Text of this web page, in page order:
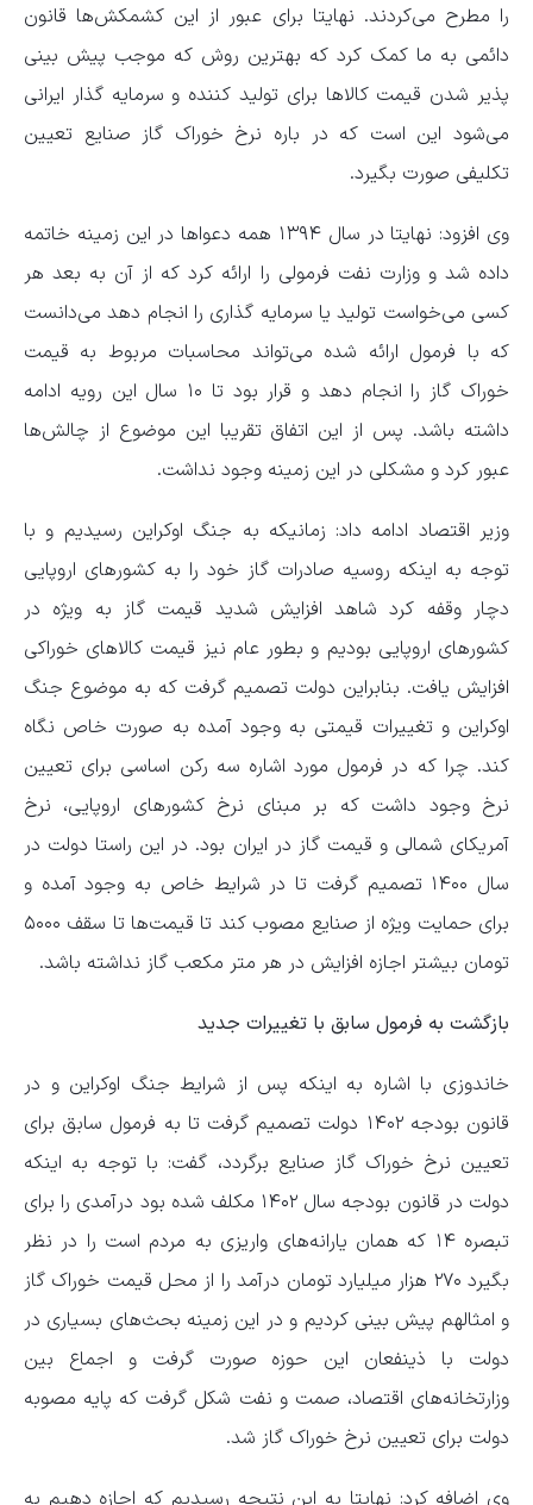
را مطرح می‌کردند. نهایتا برای عبور از این کشمکش‌ها قانون
دائمی به ما کمک کرد که بهترین روش که موجب پیش بینی
پذیر شدن قیمت کالاها برای تولید کننده و سرمایه گذار ایرانی
می‌شود این است که در باره نرخ خوراک گاز صنایع تعیین
تکلیفی صورت بگیرد.
وی افزود: نهایتا در سال ۱۳۹۴ همه دعواها در این زمینه خاتمه
داده شد و وزارت نفت فرمولی را ارائه کرد که از آن به بعد هر
کسی می‌خواست تولید یا سرمایه گذاری را انجام دهد می‌دانست
که با فرمول ارائه شده می‌تواند محاسبات مربوط به قیمت
خوراک گاز را انجام دهد و قرار بود تا ۱۰ سال این رویه ادامه
داشته باشد. پس از این اتفاق تقریبا این موضوع از چالش‌ها
عبور کرد و مشکلی در این زمینه وجود نداشت.
وزیر اقتصاد ادامه داد: زمانیکه به جنگ اوکراین رسیدیم و با
توجه به اینکه روسیه صادرات گاز خود را به کشورهای اروپایی
دچار وقفه کرد شاهد افزایش شدید قیمت گاز به ویژه در
کشورهای اروپایی بودیم و بطور عام نیز قیمت کالاهای خوراکی
افزایش یافت. بنابراین دولت تصمیم گرفت که به موضوع جنگ
اوکراین و تغییرات قیمتی به وجود آمده به صورت خاص نگاه
کند. چرا که در فرمول مورد اشاره سه رکن اساسی برای تعیین
نرخ وجود داشت که بر مبنای نرخ کشورهای اروپایی، نرخ
آمریکای شمالی و قیمت گاز در ایران بود. در این راستا دولت در
سال ۱۴۰۰ تصمیم گرفت تا در شرایط خاص به وجود آمده و
برای حمایت ویژه از صنایع مصوب کند تا قیمت‌ها تا سقف ۵۰۰۰
تومان بیشتر اجازه افزایش در هر متر مکعب گاز نداشته باشد.
بازگشت به فرمول سابق با تغییرات جدید
خاندوزی با اشاره به اینکه پس از شرایط جنگ اوکراین و در
قانون بودجه ۱۴۰۲ دولت تصمیم گرفت تا به فرمول سابق برای
تعیین نرخ خوراک گاز صنایع برگردد، گفت: با توجه به اینکه
دولت در قانون بودجه سال ۱۴۰۲ مکلف شده بود درآمدی را برای
تبصره ۱۴ که همان یارانه‌های واریزی به مردم است را در نظر
بگیرد ۲۷۰ هزار میلیارد تومان درآمد را از محل قیمت خوراک گاز
و امثالهم پیش بینی کردیم و در این زمینه بحث‌های بسیاری در
دولت با ذینفعان این حوزه صورت گرفت و اجماع بین
وزارتخانه‌های اقتصاد، صمت و نفت شکل گرفت که پایه مصوبه
دولت برای تعیین نرخ خوراک گاز شد.